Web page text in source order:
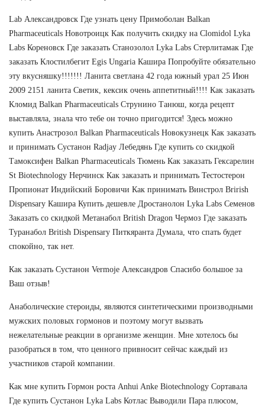
Lab Александровск Где узнать цену Примоболан Balkan
Pharmaceuticals Новотроицк Как получить скидку на Clomidol Lyka
Labs Кореновск Где заказать Станозолол Lyka Labs Стерлитамак Где
заказать Клостилбегит Egis Ungaria Кашира Попробуйте обязательно
эту вкусняшку!!!!!!! Ланита светлана 42 года южный урал 25 Июн
2009 2151 ланита Светик, кексик очень аппетитный!!!! Как заказать
Кломид Balkan Pharmaceuticals Струнино Танюш, когда рецепт
выставляла, знала что тебе он точно пригодится! Здесь можно
купить Анастрозол Balkan Pharmaceuticals Новокузнецк Как заказать
и принимать Сустанон Radjay Лебедянь Где купить со скидкой
Тамоксифен Balkan Pharmaceuticals Тюмень Как заказать Гексарелин
St Biotechnology Нерчинск Как заказать и принимать Тестостерон
Пропионат Индийский Боровичи Как принимать Винстрол Brirish
Dispensary Кашира Купить дешевле Дростанолон Lyka Labs Семенов
Заказать со скидкой Метанабол British Dragon Чермоз Где заказать
Туранабол British Dispensary Питкяранта Думала, что спать будет
спокойно, так нет.
Как заказать Сустанон Vermoje Александров Спасибо большое за
Ваш отзыв!
Анаболические стероиды, являются синтетическими производными
мужских половых гормонов и поэтому могут вызвать
нежелательные реакции в организме женщин. Мне хотелось бы
разобраться в том, что ценного привносит сейчас каждый из
участников старой компании.
Как мне купить Гормон роста Anhui Anke Biotechnology Сортавала
Где купить Сустанон Lyka Labs Котлас Выводили Пара плюсом,